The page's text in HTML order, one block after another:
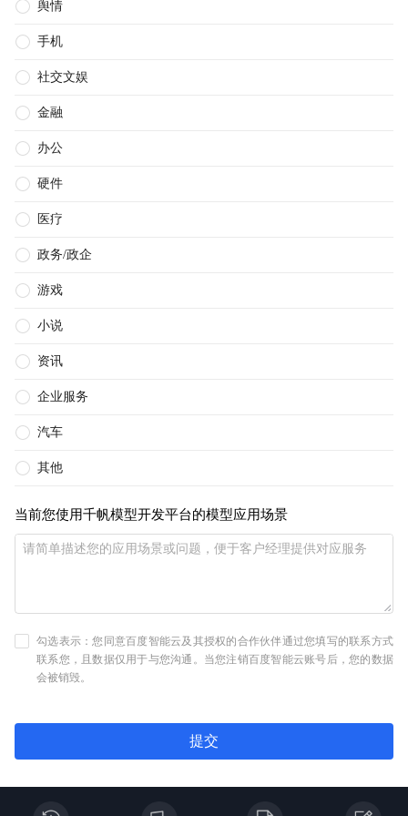
舆情
手机
社交文娱
金融
办公
硬件
医疗
政务/政企
游戏
小说
资讯
企业服务
汽车
其他
当前您使用千帆模型开发平台的模型应用场景
勾选表示：您同意百度智能云及其授权的合作伙伴通过您填写的联系方式
联系您，且数据仅用于与您沟通。当您注销百度智能云账号后，您的数据
会被销毁。
提交